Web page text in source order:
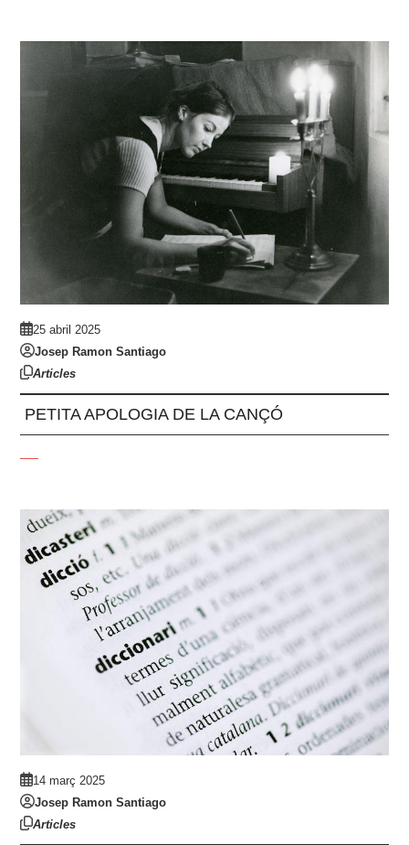
25 abril 2025
Josep Ramon Santiago
Articles
PETITA APOLOGIA DE LA CANÇÓ
14 març 2025
Josep Ramon Santiago
Articles